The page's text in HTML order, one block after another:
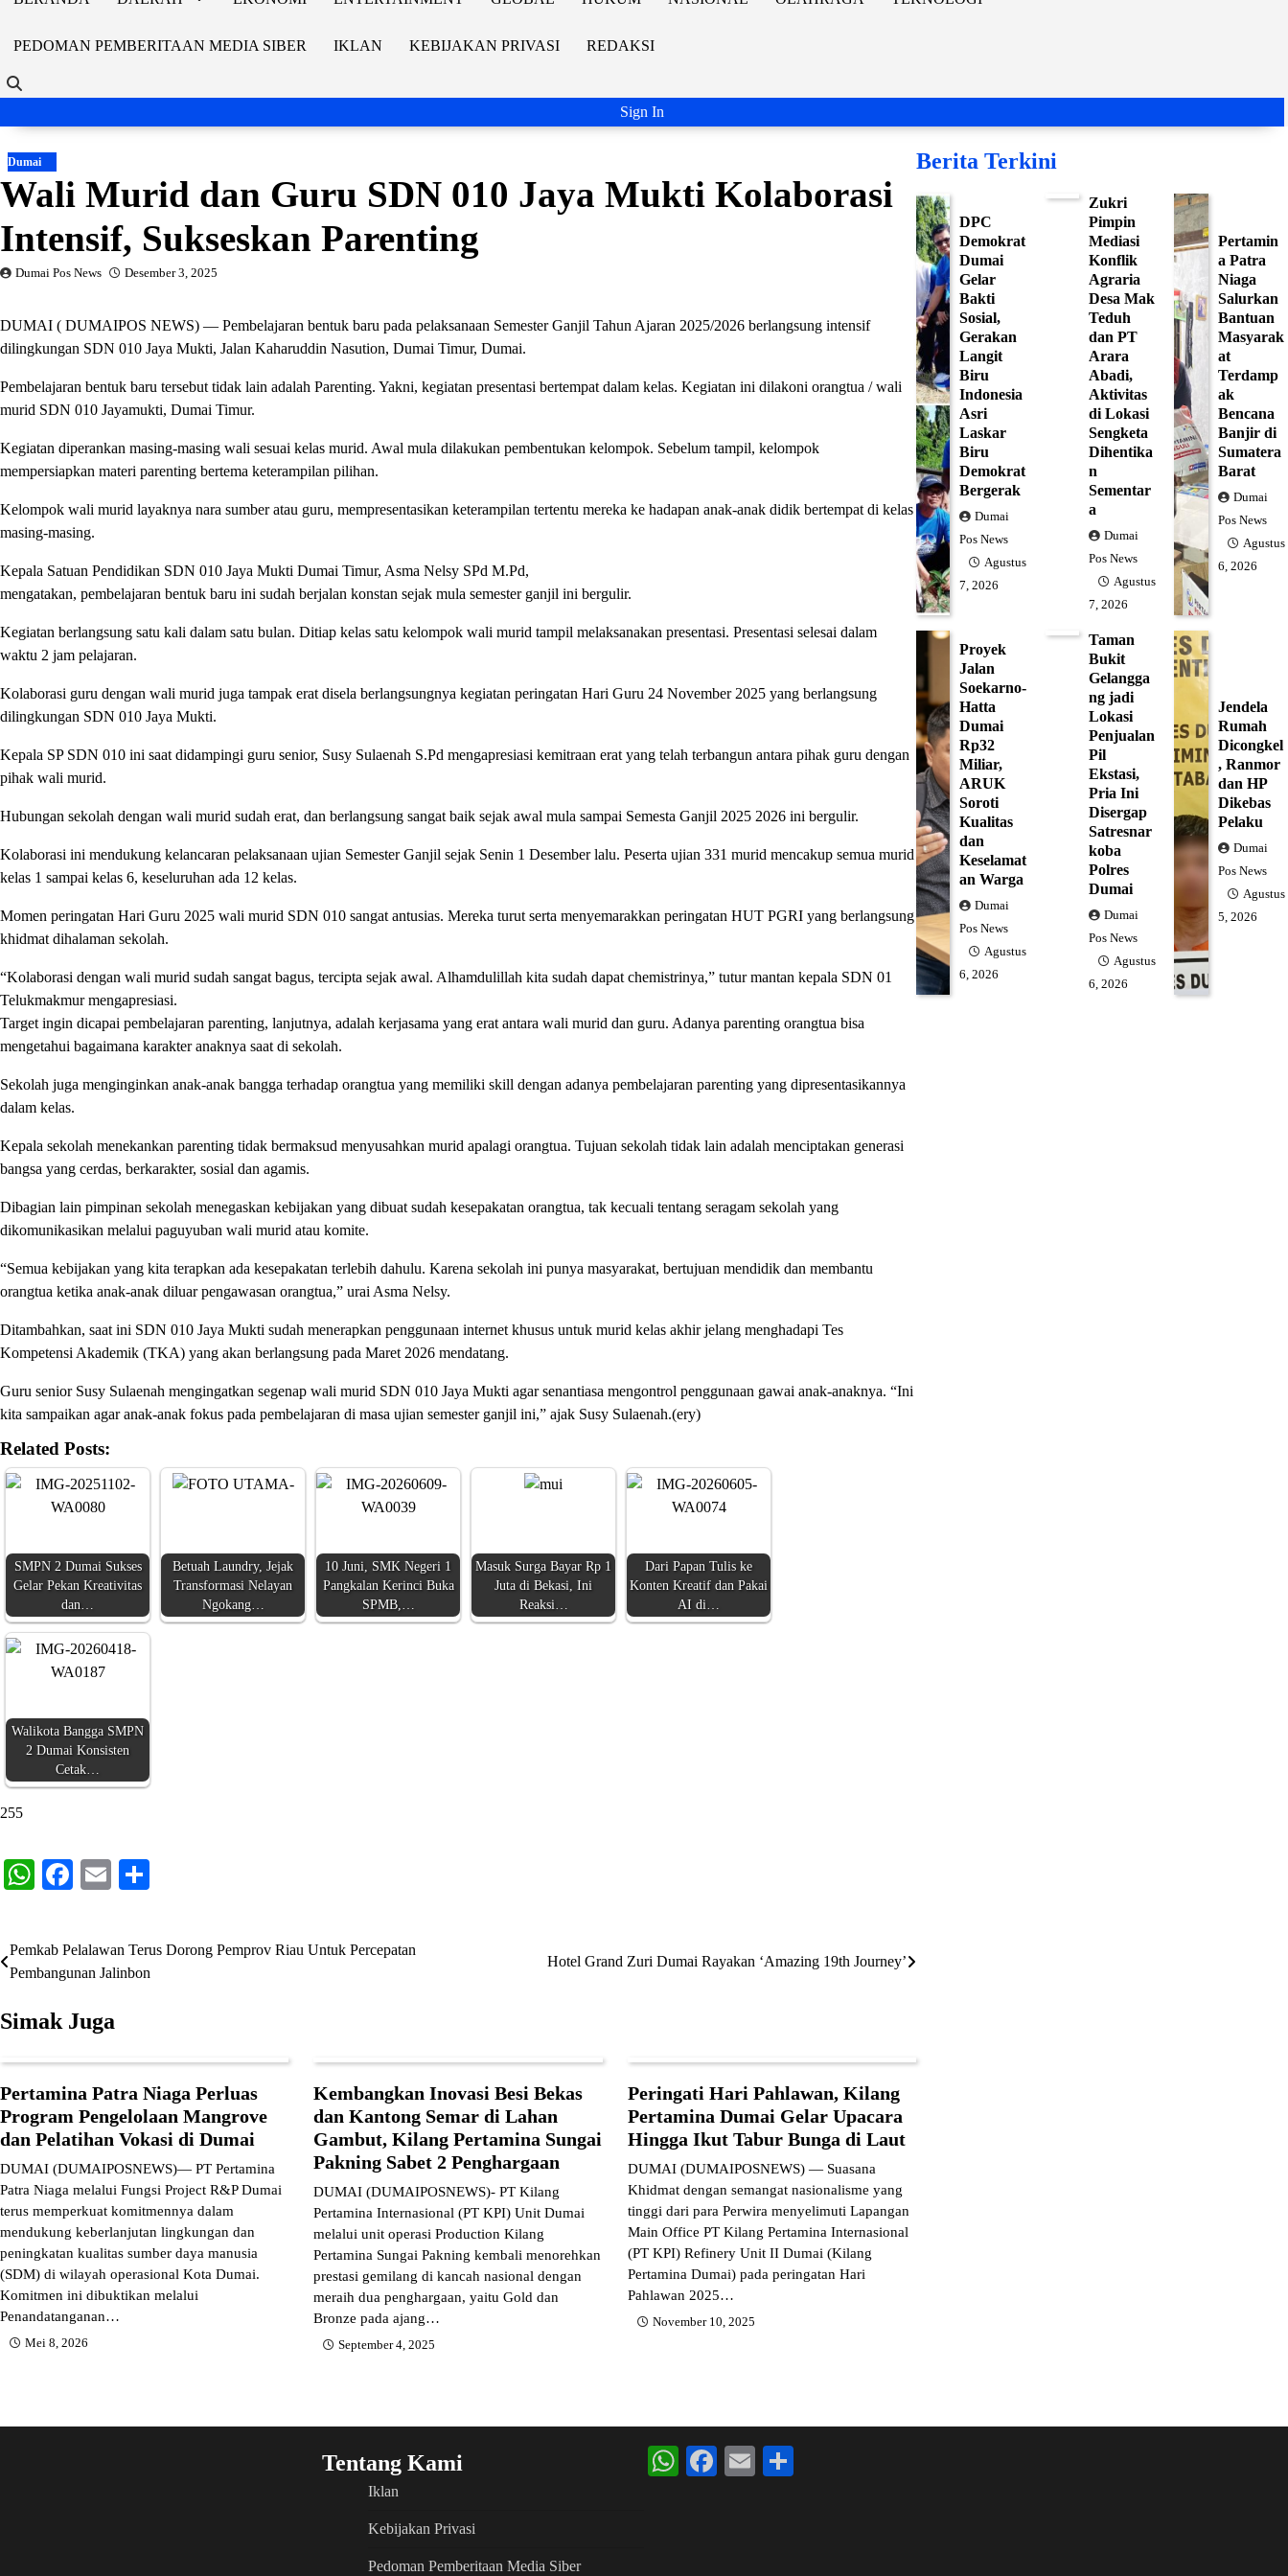
PEDOMAN PEMBERITAAN MEDIA SIBER IKLAN KEBIJAKAN PRIVASI REDAKSI
Sign In
Dumai
Wali Murid dan Guru SDN 010 Jaya Mukti Kolaborasi
Intensif, Sukseskan Parenting
Dumai Pos News Desember 3, 2025
DUMAI ( DUMAIPOS NEWS) — Pembelajaran bentuk baru pada pelaksanaan Semester Ganjil Tahun Ajaran 2025/2026 berlangsung intensif
dilingkungan SDN 010 Jaya Mukti, Jalan Kaharuddin Nasution, Dumai Timur, Dumai.
Pembelajaran bentuk baru tersebut tidak lain adalah Parenting. Yakni, kegiatan presentasi bertempat dalam kelas. Kegiatan ini dilakoni orangtua / wali
murid SDN 010 Jayamukti, Dumai Timur.
Kegiatan diperankan masing-masing wali sesuai kelas murid. Awal mula dilakukan pembentukan kelompok. Sebelum tampil, kelompok
mempersiapkan materi parenting bertema keterampilan pilihan.
Kelompok wali murid layaknya nara sumber atau guru, mempresentasikan keterampilan tertentu mereka ke hadapan anak-anak didik bertempat di kelas
masing-masing.
Kepala Satuan Pendidikan SDN 010 Jaya Mukti Dumai Timur, Asma Nelsy SPd M.Pd,
mengatakan, pembelajaran bentuk baru ini sudah berjalan konstan sejak mula semester ganjil ini bergulir.
Kegiatan berlangsung satu kali dalam satu bulan. Ditiap kelas satu kelompok wali murid tampil melaksanakan presentasi. Presentasi selesai dalam
waktu 2 jam pelajaran.
Kolaborasi guru dengan wali murid juga tampak erat disela berlangsungnya kegiatan peringatan Hari Guru 24 November 2025 yang berlangsung
dilingkungan SDN 010 Jaya Mukti.
Kepala SP SDN 010 ini saat didampingi guru senior, Susy Sulaenah S.Pd mengapresiasi kemitraan erat yang telah terbangun antara pihak guru dengan
pihak wali murid.
Hubungan sekolah dengan wali murid sudah erat, dan berlangsung sangat baik sejak awal mula sampai Semesta Ganjil 2025 2026 ini bergulir.
Kolaborasi ini mendukung kelancaran pelaksanaan ujian Semester Ganjil sejak Senin 1 Desember lalu. Peserta ujian 331 murid mencakup semua murid
kelas 1 sampai kelas 6, keseluruhan ada 12 kelas.
Momen peringatan Hari Guru 2025 wali murid SDN 010 sangat antusias. Mereka turut serta menyemarakkan peringatan HUT PGRI yang berlangsung
khidmat dihalaman sekolah.
“Kolaborasi dengan wali murid sudah sangat bagus, tercipta sejak awal. Alhamdulillah kita sudah dapat chemistrinya,” tutur mantan kepala SDN 01
Telukmakmur mengapresiasi.
Target ingin dicapai pembelajaran parenting, lanjutnya, adalah kerjasama yang erat antara wali murid dan guru. Adanya parenting orangtua bisa
mengetahui bagaimana karakter anaknya saat di sekolah.
Sekolah juga menginginkan anak-anak bangga terhadap orangtua yang memiliki skill dengan adanya pembelajaran parenting yang dipresentasikannya
dalam kelas.
Kepala sekolah menekankan parenting tidak bermaksud menyusahkan murid apalagi orangtua. Tujuan sekolah tidak lain adalah menciptakan generasi
bangsa yang cerdas, berkarakter, sosial dan agamis.
Dibagian lain pimpinan sekolah menegaskan kebijakan yang dibuat sudah kesepakatan orangtua, tak kecuali tentang seragam sekolah yang
dikomunikasikan melalui paguyuban wali murid atau komite.
“Semua kebijakan yang kita terapkan ada kesepakatan terlebih dahulu. Karena sekolah ini punya masyarakat, bertujuan mendidik dan membantu
orangtua ketika anak-anak diluar pengawasan orangtua,” urai Asma Nelsy.
Ditambahkan, saat ini SDN 010 Jaya Mukti sudah menerapkan penggunaan internet khusus untuk murid kelas akhir jelang menghadapi Tes
Kompetensi Akademik (TKA) yang akan berlangsung pada Maret 2026 mendatang.
Guru senior Susy Sulaenah mengingatkan segenap wali murid SDN 010 Jaya Mukti agar senantiasa mengontrol penggunaan gawai anak-anaknya. “Ini
kita sampaikan agar anak-anak fokus pada pembelajaran di masa ujian semester ganjil ini,” ajak Susy Sulaenah.(ery)
Related Posts:
SMPN 2 Dumai Sukses
Gelar Pekan Kreativitas
dan…
Betuah Laundry, Jejak
Transformasi Nelayan
Ngokang…
10 Juni, SMK Negeri 1
Pangkalan Kerinci Buka
SPMB,…
Masuk Surga Bayar Rp 1
Juta di Bekasi, Ini
Reaksi…
Dari Papan Tulis ke
Konten Kreatif dan Pakai
AI di…
Walikota Bangga SMPN
2 Dumai Konsisten
Cetak…
255
WhatsApp
Facebook
Email
Navigasi
Pemkab Pelalawan Terus Dorong Pemprov Riau Untuk Percepatan
Pembangunan Jalinbon
Hotel Grand Zuri Dumai Rayakan ‘Amazing 19th Journey’
Simak Juga
Pertamina Patra Niaga Perluas
Program Pengelolaan Mangrove
dan Pelatihan Vokasi di Dumai
DUMAI (DUMAIPOSNEWS)— PT Pertamina
Patra Niaga melalui Fungsi Project R&P Dumai
terus memperkuat komitmennya dalam
mendukung keberlanjutan lingkungan dan
peningkatan kualitas sumber daya manusia
(SDM) di wilayah operasional Kota Dumai.
Komitmen ini dibuktikan melalui
Penandatanganan…
Mei 8, 2026
Kembangkan Inovasi Besi Bekas
dan Kantong Semar di Lahan
Gambut, Kilang Pertamina Sungai
Pakning Sabet 2 Penghargaan
DUMAI (DUMAIPOSNEWS)- PT Kilang
Pertamina Internasional (PT KPI) Unit Dumai
melalui unit operasi Production Kilang
Pertamina Sungai Pakning kembali menorehkan
prestasi gemilang di kancah nasional dengan
meraih dua penghargaan, yaitu Gold dan
Bronze pada ajang…
September 4, 2025
Peringati Hari Pahlawan, Kilang
Pertamina Dumai Gelar Upacara
Hingga Ikut Tabur Bunga di Laut
DUMAI (DUMAIPOSNEWS) — Suasana
Khidmat dengan semangat nasionalisme yang
tinggi dari para Perwira menyelimuti Lapangan
Main Office PT Kilang Pertamina Internasional
(PT KPI) Refinery Unit II Dumai (Kilang
Pertamina Dumai) pada peringatan Hari
Pahlawan 2025…
November 10, 2025
Berita Terkini
DPC
Demokrat
Dumai
Gelar
Bakti
Sosial,
Gerakan
Langit
Biru
Indonesia
Asri
Laskar
Biru
Demokrat
Bergerak
Dumai
Pos News
Agustus
7, 2026
Zukri
Pimpin
Mediasi
Konflik
Agraria
Desa Mak
Teduh
dan PT
Arara
Abadi,
Aktivitas
di Lokasi
Sengketa
Dihentika
n
Sementar
a
Dumai
Pos News
Agustus
7, 2026
Pertamin
a Patra
Niaga
Salurkan
Bantuan
Masyarak
at
Terdamp
ak
Bencana
Banjir di
Sumatera
Barat
Dumai
Pos News
Agustus
6, 2026
Proyek
Jalan
Soekarno-
Hatta
Dumai
Rp32
Miliar,
ARUK
Soroti
Kualitas
dan
Keselamat
an Warga
Dumai
Pos News
Agustus
6, 2026
Taman
Bukit
Gelangga
ng jadi
Lokasi
Penjualan
Pil
Ekstasi,
Pria Ini
Disergap
Satresnar
koba
Polres
Dumai
Dumai
Pos News
Agustus
6, 2026
Jendela
Rumah
Dicongkel
, Ranmor
dan HP
Dikebas
Pelaku
Dumai
Pos News
Agustus
5, 2026
Tentang Kami
Iklan
Kebijakan Privasi
Pedoman Pemberitaan Media Siber
WhatsApp
Facebook
Email